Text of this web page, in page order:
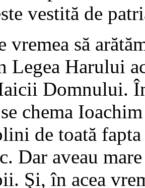
vestită de
vremea să
Harului
Domnului.
chema
de toată
Dar aveau
Şi, în acea